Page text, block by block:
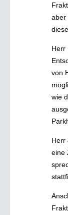
aber
Herr
von
wie
Herr
eine